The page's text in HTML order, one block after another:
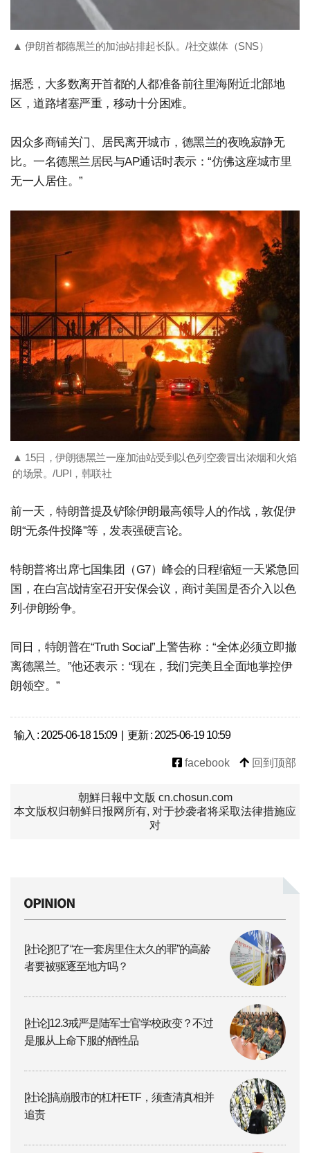
▲ 伊朗首都德黑兰的加油站排起长队。/社交媒体（SNS）
据悉，大多数离开首都的人都准备前往里海附近北部地
区，道路堵塞严重，移动十分困难。
因众多商铺关门、居民离开城市，德黑兰的夜晚寂静无
比。一名德黑兰居民与AP通话时表示：“仿佛这座城市里
无一人居住。”
▲ 15日，伊朗德黑兰一座加油站受到以色列空袭冒出浓烟和火焰
的场景。/UPI，韩联社
前一天，特朗普提及铲除伊朗最高领导人的作战，敦促伊
朗“无条件投降”等，发表强硬言论。
特朗普将出席七国集团（G7）峰会的日程缩短一天紧急回
国，在白宫战情室召开安保会议，商讨美国是否介入以色
列-伊朗纷争。
同日，特朗普在“Truth Social”上警告称：“全体必须立即撤
离德黑兰。”他还表示：“现在，我们完美且全面地掌控伊
朗领空。”
输入 : 2025-06-18 15:09 | 更新 : 2025-06-19 10:59
facebook 回到顶部
朝鮮日報中文版 cn.chosun.com
本文版权归朝鲜日报网所有, 对于抄袭者将采取法律措施应
对
[社论]犯了“在一套房里住太久的罪”的高龄
者要被驱逐至地方吗？
[社论]12.3戒严是陆军士官学校政变？不过
是服从上命下服的牺牲品
[社论]搞崩股市的杠杆ETF，须查清真相并
追责